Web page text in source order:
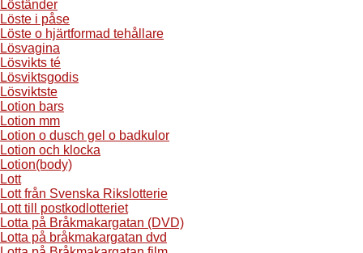
Löständer
Löste i påse
Löste o hjärtformad tehållare
Lösvagina
Lösvikts té
Lösviktsgodis
Lösviktste
Lotion bars
Lotion mm
Lotion o dusch gel o badkulor
Lotion och klocka
Lotion(body)
Lott
Lott från Svenska Rikslotterie
Lott till postkodlotteriet
Lotta på Bråkmakargatan (DVD)
Lotta på bråkmakargatan dvd